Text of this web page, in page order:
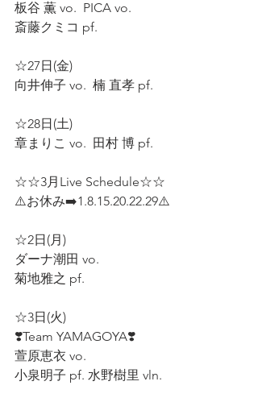
板谷 薫 vo.  PICA vo.
斎藤クミコ pf.
☆27日(金)
向井伸子 vo.  楠 直孝 pf.
☆28日(土)
章まりこ vo.  田村 博 pf.
☆☆3月Live Schedule☆☆
⚠️お休み➡️1.8.15.20.22.29⚠️
☆2日(月)
ダーナ潮田 vo.
菊地雅之 pf.
☆3日(火)
❣️Team YAMAGOYA❣️
萱原恵衣 vo.
小泉明子 pf. 水野樹里 vln.